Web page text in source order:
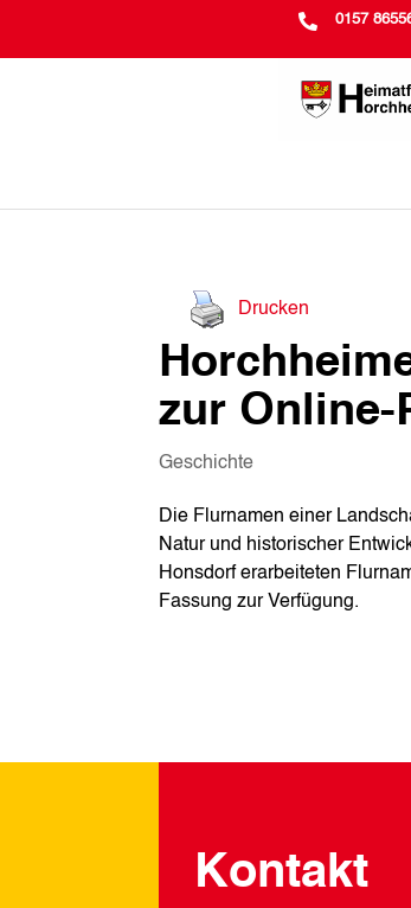
 0157
Drucken
zur
Geschichte
Die Flurnamen einer
Natur und historischer
Honsdorf erarbeiteten
Fassung zur Verfügung.
Kontakt